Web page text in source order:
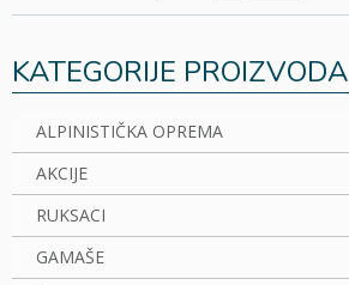
KATEGORIJE PROIZVODA
ALPINISTIČKA OPREMA
AKCIJE
RUKSACI
GAMAŠE